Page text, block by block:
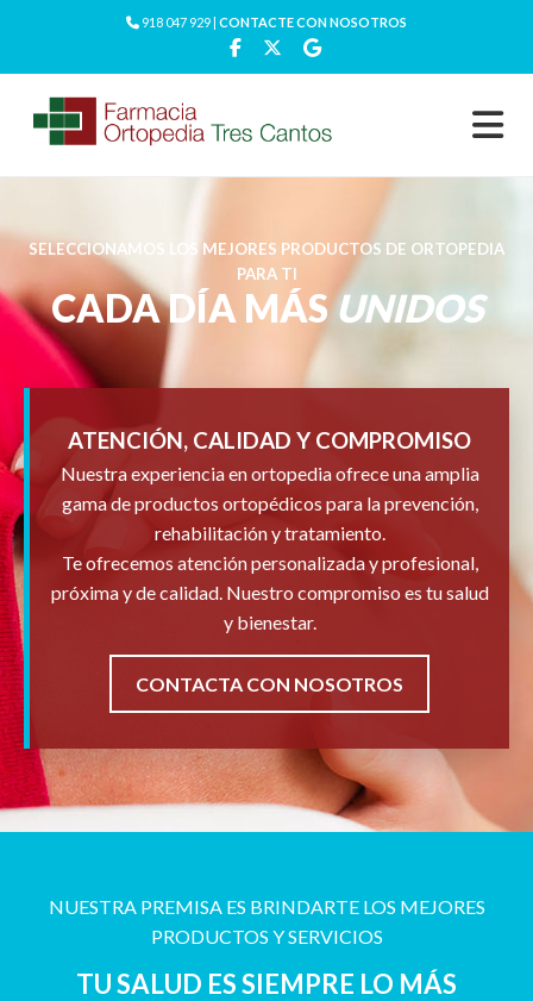
918 047 929 | CONTACTE CON NOSOTROS
SELECCIONAMOS LOS MEJORES PRODUCTOS DE ORTOPEDIA
PARA TI
CADA DÍA MÁSUNIDOS
ATENCIÓN, CALIDAD Y COMPROMISO
Nuestra experiencia en ortopedia ofrece una amplia
gama de productos ortopédicos para la prevención,
rehabilitación y tratamiento.
Te ofrecemos atención personalizada y profesional,
próxima y de calidad. Nuestro compromiso es tu salud
y bienestar.
CONTACTA CON NOSOTROS
NUESTRA PREMISA ES BRINDARTE LOS MEJORES
PRODUCTOS Y SERVICIOS
TU SALUD ES SIEMPRE LO MÁS